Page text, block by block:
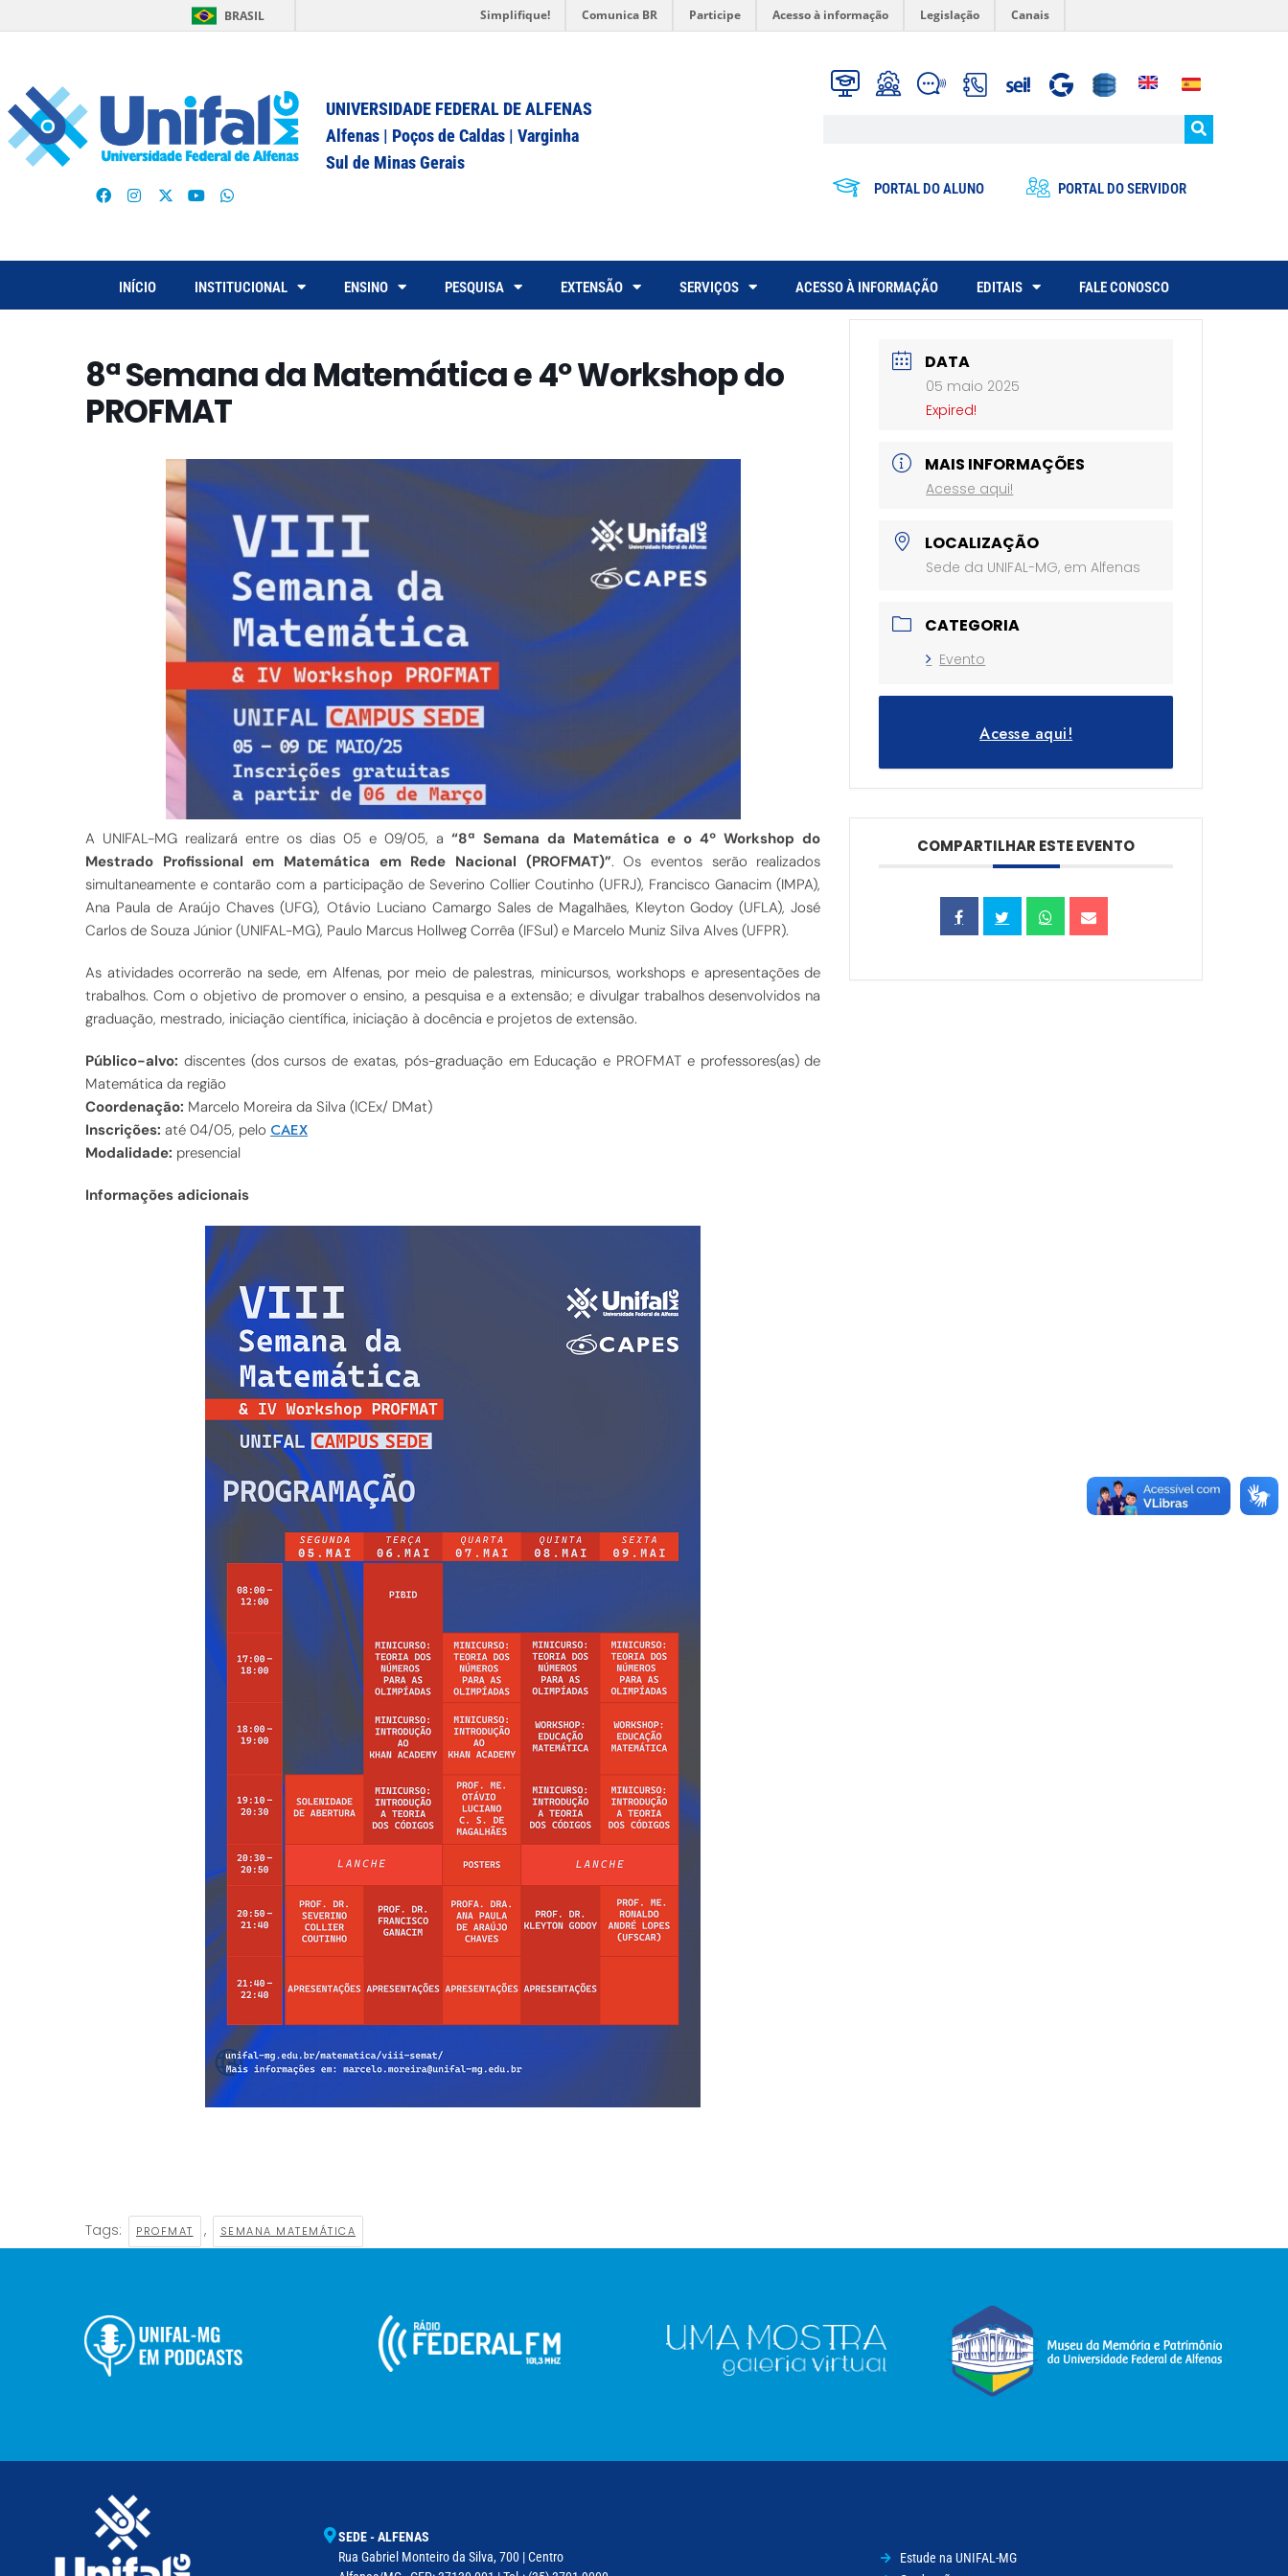
BRASIL Simplifique! Comunica BR Participe Acesso à informação Legislação Canais
UNIVERSIDADE FEDERAL DE ALFENAS
Alfenas | Poços de Caldas | Varginha
Sul de Minas Gerais
PORTAL DO ALUNO PORTAL DO SERVIDOR
INÍCIO INSTITUCIONAL ENSINO PESQUISA EXTENSÃO SERVIÇOS ACESSO À INFORMAÇÃO EDITAIS FALE CONOSCO
8ª Semana da Matemática e 4º Workshop do
PROFMAT
A UNIFAL-MG realizará entre os dias 05 e 09/05, a“8ª Semana da Matemática e o 4º Workshop do
Mestrado Profissional em Matemática em Rede Nacional (PROFMAT)”. Os eventos serão realizados
simultaneamente e contarão com a participação de Severino Collier Coutinho (UFRJ), Francisco Ganacim (IMPA),
Ana Paula de Araújo Chaves (UFG), Otávio Luciano Camargo Sales de Magalhães, Kleyton Godoy (UFLA), José
Carlos de Souza Júnior (UNIFAL-MG), Paulo Marcus Hollweg Corrêa (IFSul) e Marcelo Muniz Silva Alves (UFPR).
As atividades ocorrerão na sede, em Alfenas, por meio de palestras, minicursos, workshops e apresentações de
trabalhos. Com o objetivo de promover o ensino, a pesquisa e a extensão; e divulgar trabalhos desenvolvidos na
graduação, mestrado, iniciação científica, iniciação à docência e projetos de extensão.
Público-alvo: discentes (dos cursos de exatas, pós-graduação em Educação e PROFMAT e professores(as) de
Matemática da região
Coordenação: Marcelo Moreira da Silva (ICEx/ DMat)
Inscrições: até 04/05, pelo CAEX
Modalidade: presencial
Informações adicionais
Tags: PROFMAT , SEMANA MATEMÁTICA
DATA
05 maio 2025
Expired!
MAIS INFORMAÇÕES
Acesse aqui!
LOCALIZAÇÃO
Sede da UNIFAL-MG, em Alfenas
CATEGORIA
Evento
Acesse aqui!
COMPARTILHAR ESTE EVENTO
SEDE - ALFENAS
Rua Gabriel Monteiro da Silva, 700 | Centro
Estude na UNIFAL-MG